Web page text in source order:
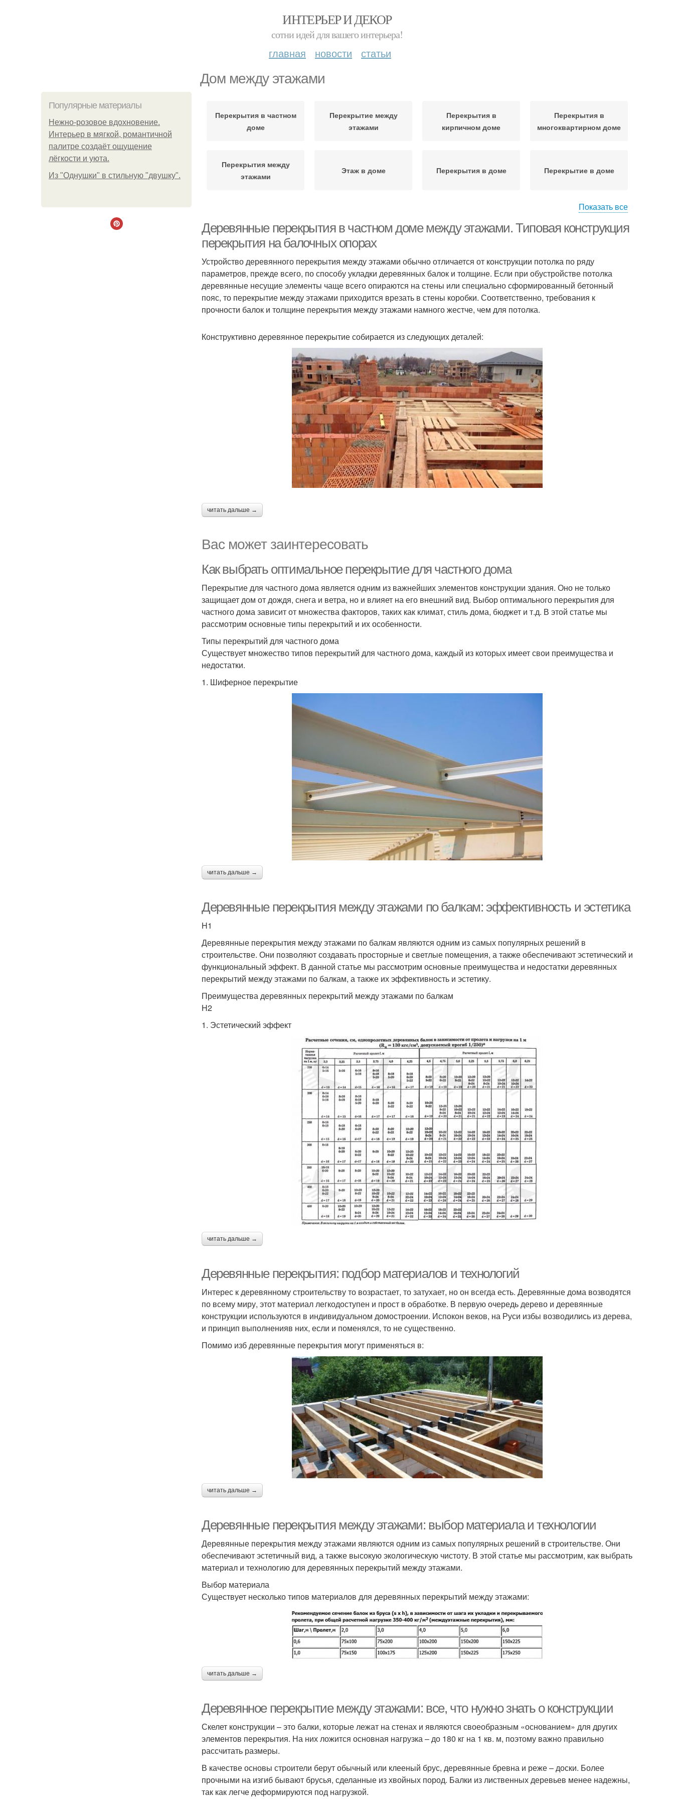
ИНТЕРЬЕР И ДЕКОР
сотни идей для вашего интерьера!
главная новости статьи
Дом между этажами
Популярные материалы
Нежно-розовое вдохновение.
Интерьер в мягкой, романтичной
палитре создаёт ощущение
лёгкости и уюта.
Из "Однушки" в стильную "двушку".
Перекрытия в частном
доме
Перекрытие между
этажами
Перекрытия в
кирпичном доме
Перекрытия в
многоквартирном доме
Перекрытия между
этажами
Этаж в доме Перекрытия в доме Перекрытие в доме
Показать все
Деревянные перекрытия в частном доме между этажами. Типовая конструкция
перекрытия на балочных опорах
Устройство деревянного перекрытия между этажами обычно отличается от конструкции потолка по ряду
параметров, прежде всего, по способу укладки деревянных балок и толщине. Если при обустройстве потолка
деревянные несущие элементы чаще всего опираются на стены или специально сформированный бетонный
пояс, то перекрытие между этажами приходится врезать в стены коробки. Соответственно, требования к
прочности балок и толщине перекрытия между этажами намного жестче, чем для потолка.
Конструктивно деревянное перекрытие собирается из следующих деталей:
читать дальше →
Вас может заинтересовать
Как выбрать оптимальное перекрытие для частного дома
Перекрытие для частного дома является одним из важнейших элементов конструкции здания. Оно не только
защищает дом от дождя, снега и ветра, но и влияет на его внешний вид. Выбор оптимального перекрытия для
частного дома зависит от множества факторов, таких как климат, стиль дома, бюджет и т.д. В этой статье мы
рассмотрим основные типы перекрытий и их особенности.
Типы перекрытий для частного дома
Существует множество типов перекрытий для частного дома, каждый из которых имеет свои преимущества и
недостатки.
1. Шиферное перекрытие
читать дальше →
Деревянные перекрытия между этажами по балкам: эффективность и эстетика
H1
Деревянные перекрытия между этажами по балкам являются одним из самых популярных решений в
строительстве. Они позволяют создавать просторные и светлые помещения, а также обеспечивают эстетический и
функциональный эффект. В данной статье мы рассмотрим основные преимущества и недостатки деревянных
перекрытий между этажами по балкам, а также их эффективность и эстетику.
Преимущества деревянных перекрытий между этажами по балкам
H2
1. Эстетический эффект
читать дальше →
Деревянные перекрытия: подбор материалов и технологий
Интерес к деревянному строительству то возрастает, то затухает, но он всегда есть. Деревянные дома возводятся
по всему миру, этот материал легкодоступен и прост в обработке. В первую очередь дерево и деревянные
конструкции используются в индивидуальном домостроении. Испокон веков, на Руси избы возводились из дерева,
и принцип выполненияв них, если и поменялся, то не существенно.
Помимо изб деревянные перекрытия могут применяться в:
читать дальше →
Деревянные перекрытия между этажами: выбор материала и технологии
Деревянные перекрытия между этажами являются одним из самых популярных решений в строительстве. Они
обеспечивают эстетичный вид, а также высокую экологическую чистоту. В этой статье мы рассмотрим, как выбрать
материал и технологию для деревянных перекрытий между этажами.
Выбор материала
Существует несколько типов материалов для деревянных перекрытий между этажами:
читать дальше →
Деревянное перекрытие между этажами: все, что нужно знать о конструкции
Скелет конструкции – это балки, которые лежат на стенах и являются своеобразным «основанием» для других
элементов перекрытия. На них ложится основная нагрузка – до 180 кг на 1 кв. м, поэтому важно правильно
рассчитать размеры.
В качестве основы строители берут обычный или клееный брус, деревянные бревна и реже – доски. Более
прочными на изгиб бывают брусья, сделанные из хвойных пород. Балки из лиственных деревьев менее надежны,
так как легче деформируются под нагрузкой.